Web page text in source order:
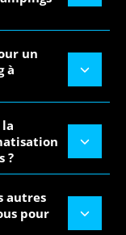
un
à
?
autres
pour